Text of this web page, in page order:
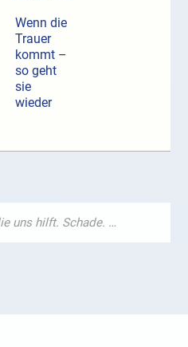
Wenn die
Trauer
kommt –
so geht
sie
wieder